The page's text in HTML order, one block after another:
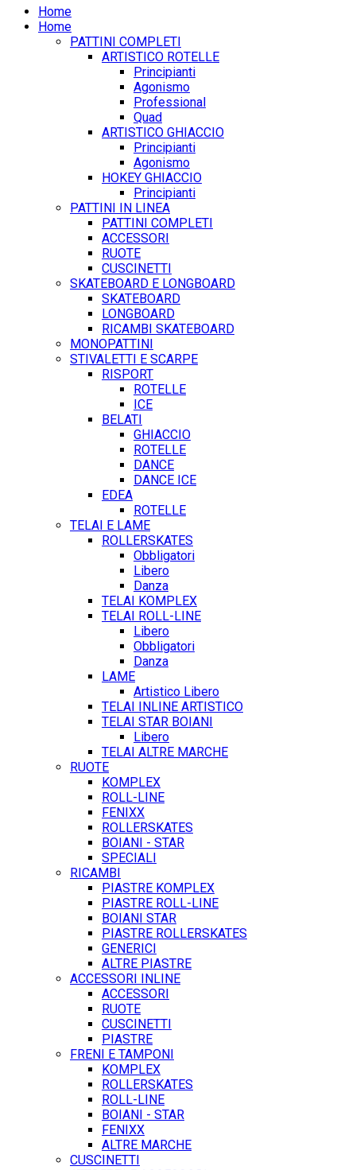
Home
Home
PATTINI COMPLETI
ARTISTICO ROTELLE
Principianti
Agonismo
Professional
Quad
ARTISTICO GHIACCIO
Principianti
Agonismo
HOKEY GHIACCIO
Principianti
PATTINI IN LINEA
PATTINI COMPLETI
ACCESSORI
RUOTE
CUSCINETTI
SKATEBOARD E LONGBOARD
SKATEBOARD
LONGBOARD
RICAMBI SKATEBOARD
MONOPATTINI
STIVALETTI E SCARPE
RISPORT
ROTELLE
ICE
BELATI
GHIACCIO
ROTELLE
DANCE
DANCE ICE
EDEA
ROTELLE
TELAI E LAME
ROLLERSKATES
Obbligatori
Libero
Danza
TELAI KOMPLEX
TELAI ROLL-LINE
Libero
Obbligatori
Danza
LAME
Artistico Libero
TELAI INLINE ARTISTICO
TELAI STAR BOIANI
Libero
TELAI ALTRE MARCHE
RUOTE
KOMPLEX
ROLL-LINE
FENIXX
ROLLERSKATES
BOIANI - STAR
SPECIALI
RICAMBI
PIASTRE KOMPLEX
PIASTRE ROLL-LINE
BOIANI STAR
PIASTRE ROLLERSKATES
GENERICI
ALTRE PIASTRE
ACCESSORI INLINE
ACCESSORI
RUOTE
CUSCINETTI
PIASTRE
FRENI E TAMPONI
KOMPLEX
ROLLERSKATES
ROLL-LINE
BOIANI - STAR
FENIXX
ALTRE MARCHE
CUSCINETTI